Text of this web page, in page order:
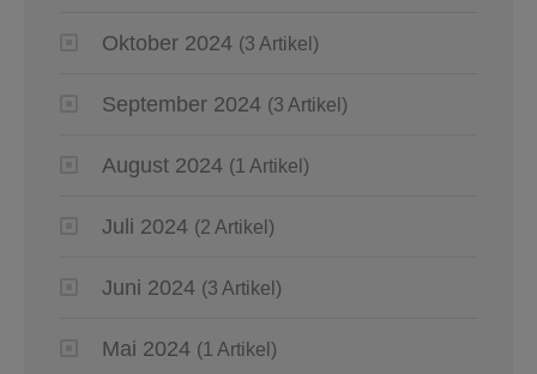
Oktober 2024 (3 Artikel)
September 2024 (3 Artikel)
August 2024 (1 Artikel)
Juli 2024 (2 Artikel)
Juni 2024 (3 Artikel)
Mai 2024 (1 Artikel)